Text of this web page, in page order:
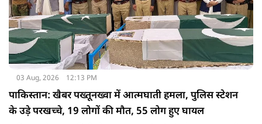
03 Aug, 2026 12:13 PM
पाकिस्तान: खैबर पख्तूनख्वा में आत्मघाती हमला, पुलिस स्टेशन
के उड़े परखच्चे, 19 लोगों की मौत, 55 लोग हुए घायल